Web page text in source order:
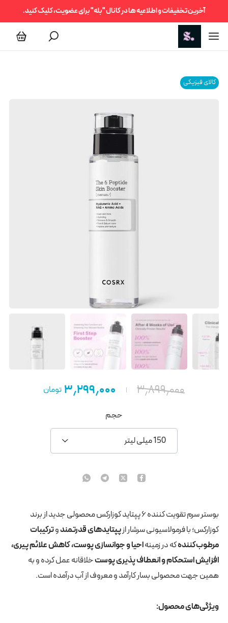
آخرین تخفیفات و اطلاعیه ها در کانال "بله" برای عضویت، کلیک کنید.
کالای فیزیکی
۳٫۸۹۹٫۰۰۰ ۳٫۲۹۹٫۰۰۰ تومان
حجم
150 میلی لیتر
بوستر سرم تقویت کننده ۶ پپتاید کوزارکس محصولی جدید از برند
کوزارکس؛ با فرمولاسیونی سرشار ازپپتایدهای قدرتمندوترکیبات
مرطوب‌کنندهکه در زمینهاحیا و جوانسازی پوست، کاهش علائم پیری،
افزایش استحکام و انعطاف‌ پذیری پوستخلاقانه عمل کرده و به
همین جهت محصولی بسار کارآمد و معروف از آب درآمده است.
ویژگی‌های محصول: